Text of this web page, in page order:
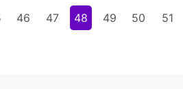
46 47 48 49 50 51